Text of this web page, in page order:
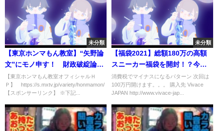
未分類
【東京ホンマもん教室】“矢野論
文”にモノ申す！ 財政破綻論ホ
ンマもんの話 ゲスト：柴山桂
太（対談テーマ：断末魔の叫び
をあげる新自由主義 後編）
※10月23日 放送見逃し動画
【東京ホンマもん教室オフィシャルＨ
Ｐ】 https://s.mxtv.jp/variety/honmamon/
【スポンサーリンク】 ※下記...
未分類
【福袋2021】総額180万の高額
スニーカー福袋を開封！？今年
は福袋か？それとも鬱袋か！？
前編
消費税でマイナスになるパターン 次回は
100万円開けます。。。 購入先 Vivace
JAPAN http://www.vivace-jap...